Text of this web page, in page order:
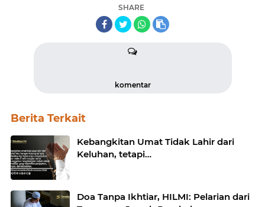
SHARE
komentar
Berita Terkait
Kebangkitan Umat Tidak Lahir dari
Keluhan, tetapi…
Doa Tanpa Ikhtiar, HILMI: Pelarian dari